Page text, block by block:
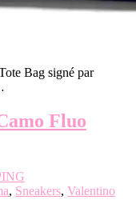
Bag signé par
Fluo
, Sneakers, Valentino